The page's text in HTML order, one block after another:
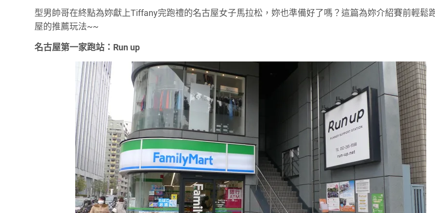
型男帥哥在終點為妳獻上Tiffany完跑禮的名古屋女子馬拉松，妳也準備好了嗎？這篇為妳介紹賽前輕鬆
屋的推薦玩法~~
名古屋第一家跑站：Run up